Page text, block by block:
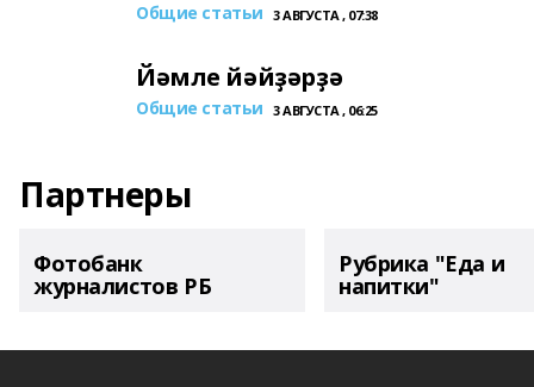
Общие статьи 3 АВГУСТА , 07:38
Йәмле йәйҙәрҙә
Общие статьи 3 АВГУСТА , 06:25
Партнеры
Фотобанк
журналистов РБ
Рубрика "Еда и
напитки"